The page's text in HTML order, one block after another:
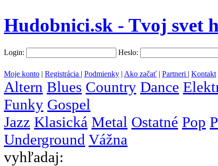
Hudobnici.sk - Tvoj svet
Login: Heslo:
Moje konto | Registrácia | Podmienky | Ako začať | Partneri | Kontakt
Altern Blues Country Dance
Funky Gospel
Jazz Klasická Metal Ostatné Pop
Underground Vážna
vyhľadaj: